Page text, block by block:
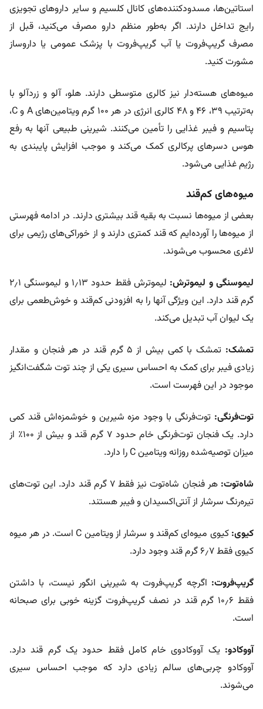
استاتین‌ها، مسدودکننده‌های کانال کلسیم و سایر داروهای تجویزی
رایج تداخل دارند. اگر به‌طور منظم دارو مصرف می‌کنید، قبل از
مصرف گریپ‌فروت یا آب گریپ‌فروت با پزشک عمومی یا داروساز
مشورت کنید.
میوه‌های هسته‌دار نیز کالری متوسطی دارند. هلو، آلو و زردآلو با
به‌ترتیب ۳۹، ۴۶ و ۴۸ کالری انرژی در هر ۱۰۰ گرم ویتامین‌های A و C،
پتاسیم و فیبر غذایی را تأمین می‌کنند. شیرینی طبیعی آنها به رفع
هوس دسرهای پرکالری کمک می‌کند و موجب افزایش پایبندی به
رژیم غذایی می‌شود.
میوه‌های کم‌قند
بعضی از میوه‌ها نسبت به بقیه قند بیشتری دارند. در ادامه فهرستی
از میوه‌ها را آورده‌ایم که قند کمتری دارند و از خوراکی‌های رژیمی برای
لاغری محسوب می‌شوند.
لیموسنگی و لیموترش:
لیموترش فقط حدود ۱٫۱۳ و لیموسنگی ۲٫۱
گرم قند دارد. این ویژگی آنها را به افزودنی کم‌قند و خوش‌طعمی برای
یک لیوان آب تبدیل می‌کند.
تمشک:
تمشک با کمی بیش از ۵ گرم قند در هر فنجان و مقدار
زیادی فیبر برای کمک به احساس سیری یکی از چند توت شگفت‌انگیز
موجود در این فهرست است.
توت‌فرنگی: توت‌فرنگی با وجود مزه شیرین و خوشمزه‌اش قند کمی
دارد. یک فنجان توت‌فرنگی خام حدود ۷ گرم قند و بیش از ۱۰۰٪ از
میزان توصیه‌شده روزانه ویتامین C را دارد.
شاه‌توت:
هر فنجان شاه‌توت نیز فقط ۷ گرم قند دارد. این توت‌های
تیره‌رنگ سرشار از آنتی‌اکسیدان و فیبر هستند.
کیوی:
کیوی میوه‌ای کم‌قند و سرشار از ویتامین C است. در هر میوه
کیوی فقط ۶٫۷ گرم قند وجود دارد.
گریپ‌فروت: اگرچه گریپ‌فروت به شیرینی انگور نیست، با داشتن
فقط ۱۰٫۶ گرم قند در نصف گریپ‌فروت گزینه خوبی برای صبحانه
است.
آووکادو: یک آووکادوی خام کامل فقط حدود یک گرم قند دارد.
آووکادو چربی‌های سالم زیادی دارد که موجب احساس سیری
می‌شوند.